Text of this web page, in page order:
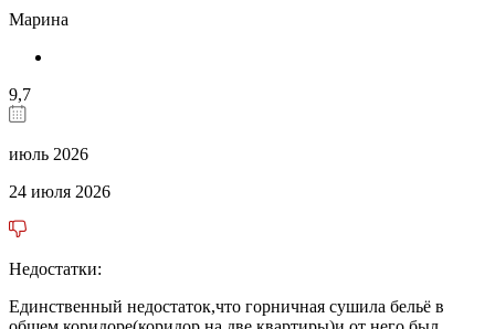
Марина
9,7
июль 2026
24 июля 2026
Недостатки:
Единственный недостаток,что горничная сушила бельё в